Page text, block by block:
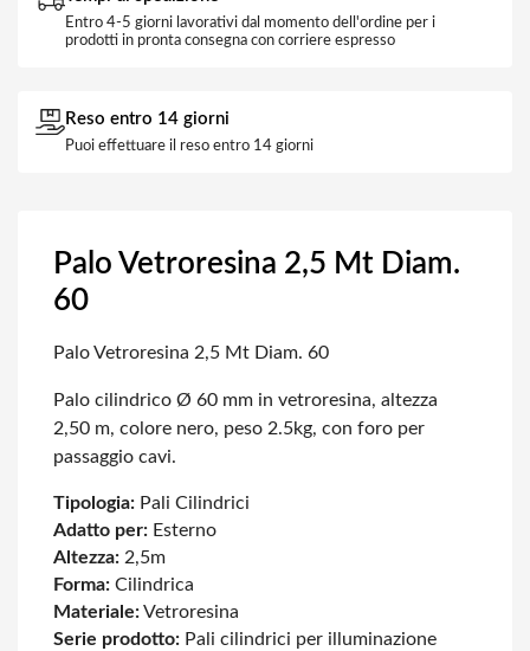
Entro 4-5 giorni lavorativi dal momento dell'ordine per i
prodotti in pronta consegna con corriere espresso
Reso entro 14 giorni
Puoi effettuare il reso entro 14 giorni
Palo Vetroresina 2,5 Mt Diam.
60
Palo Vetroresina 2,5 Mt Diam. 60
Palo cilindrico Ø 60 mm in vetroresina, altezza
2,50 m, colore nero, peso 2.5kg, con foro per
passaggio cavi.
Tipologia: Pali Cilindrici
Adatto per: Esterno
Altezza: 2,5m
Forma: Cilindrica
Materiale:Vetroresina
Serie prodotto: Pali cilindrici per illuminazione